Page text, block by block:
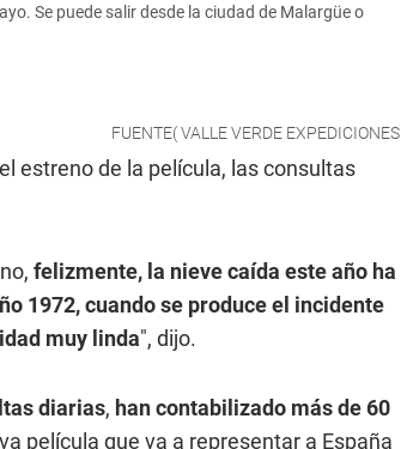
Se puede salir desde la ciudad de Malargüe o
FUENTE( VALLE VERDE EXPEDICIONES
estreno de la película, las consultas
felizmente, la nieve caída este año ha
1972, cuando se produce el incidente
muy linda", dijo.
diarias, han contabilizado más de 60
película que va a representar a España